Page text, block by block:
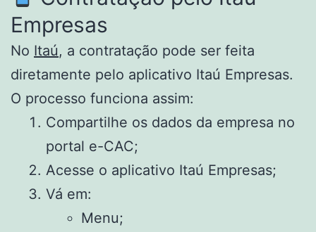
Empresas
No Itaú, a contratação pode ser feita
diretamente pelo aplicativo Itaú Empresas.
O processo funciona assim:
Compartilhe os dados da empresa no
portal e-CAC;
Acesse o aplicativo Itaú Empresas;
Vá em:
Menu;